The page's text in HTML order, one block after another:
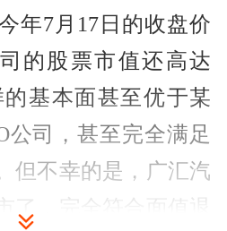
年7月17日的收盘价
的股票市值还高达
的基本面甚至优于某
公司，甚至完全满足
但不幸的是，广汇汽